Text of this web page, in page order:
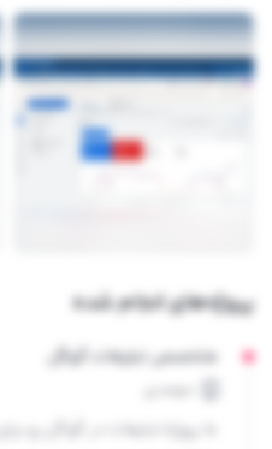
پروژه‌های انجام شده
متخصص تبلیغات گوگل
ما پروژه تبلیغات در گوگل رو